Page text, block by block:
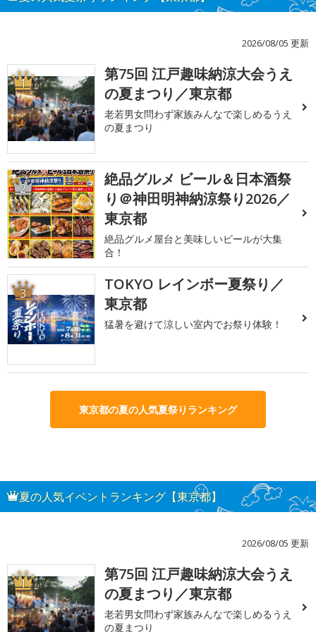
2026/08/05 更新
1
第75回 江戸趣味納涼大会うえ
の夏まつり／東京都
老若男女問わず家族みんなで楽しめるうえ
の夏まつり
2
絶品グルメ ビール＆日本酒祭
り＠神田明神納涼祭り2026／
東京都
絶品グルメ屋台と美味しいビールが大集
合！
3
TOKYO レインボー夏祭り／
東京都
猛暑を避けて涼しい室内でお祭り体験！
東京都の夏の人気夏祭りランキング
夏の人気イベントランキング【東京都】
2026/08/05 更新
1
第75回 江戸趣味納涼大会うえ
の夏まつり／東京都
老若男女問わず家族みんなで楽しめるうえ
の夏まつり